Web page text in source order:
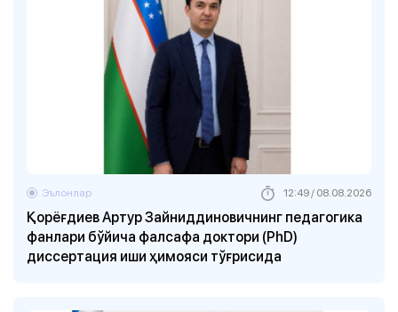
Қорёғдиев Aртур Зайниддиновичнинг педагогика
фанлари бўйича фалсафа доктори (PhD)
диссертация иши ҳимояси тўғрисида
Эълонлар 12:49 / 08.08.2026